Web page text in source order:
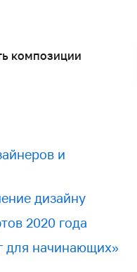
композиции
и
дизайну
2020 года
для начинающих»